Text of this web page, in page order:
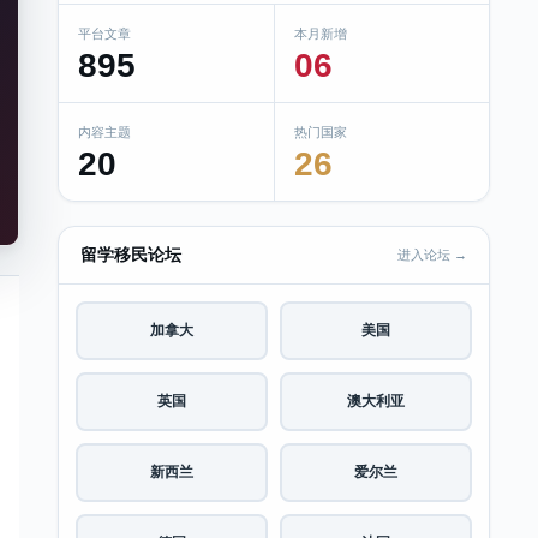
平台文章
895
本月新增
06
内容主题
20
热门国家
26
留学移民论坛 进入论坛 →
加拿大 美国
英国 澳大利亚
新西兰 爱尔兰